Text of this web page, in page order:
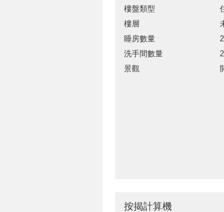
樓盤類型
樓層
睡房數量
2
洗手間數量
2
景觀
按揭計算機